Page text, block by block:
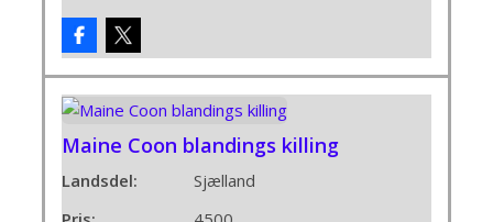
Maine Coon blandings killing
Landsdel:
Sjælland